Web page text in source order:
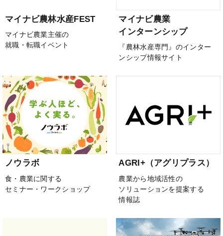
マイナビ農林水産FEST
マイナビ農業主催の
就職・転職イベント
マイナビ農業
インターンシップ
『農林水産専門』のインター
ンシップ情報サイト
ノウラボ
食・農業に関する
セミナー・ワークショップ
AGRI+（アグリプラス）
農業から地域活性の
ソリューションを提案する
情報誌